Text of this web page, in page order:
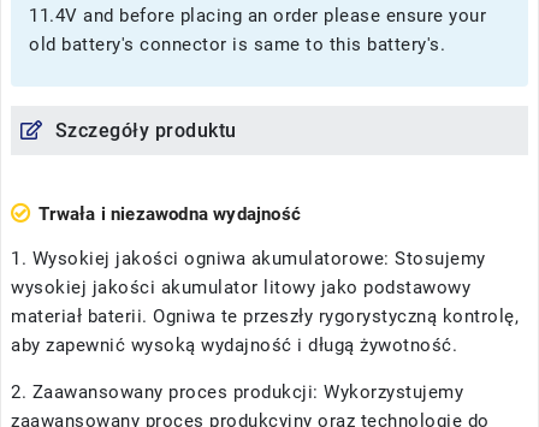
11.4V and before placing an order please ensure your
old battery's connector is same to this battery's.
Szczegóły produktu
Trwała i niezawodna wydajność
1. Wysokiej jakości ogniwa akumulatorowe: Stosujemy
wysokiej jakości akumulator litowy jako podstawowy
materiał baterii. Ogniwa te przeszły rygorystyczną kontrolę,
aby zapewnić wysoką wydajność i długą żywotność.
2. Zaawansowany proces produkcji: Wykorzystujemy
zaawansowany proces produkcyjny oraz technologię do